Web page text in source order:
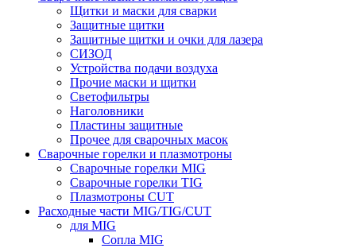
Щитки и маски для сварки
Защитные щитки
Защитные щитки и очки для лазера
СИЗОД
Устройства подачи воздуха
Прочие маски и щитки
Светофильтры
Наголовники
Пластины защитные
Прочее для сварочных масок
Сварочные горелки и плазмотроны
Сварочные горелки MIG
Сварочные горелки TIG
Плазмотроны CUT
Расходные части MIG/TIG/CUT
для MIG
Сопла MIG